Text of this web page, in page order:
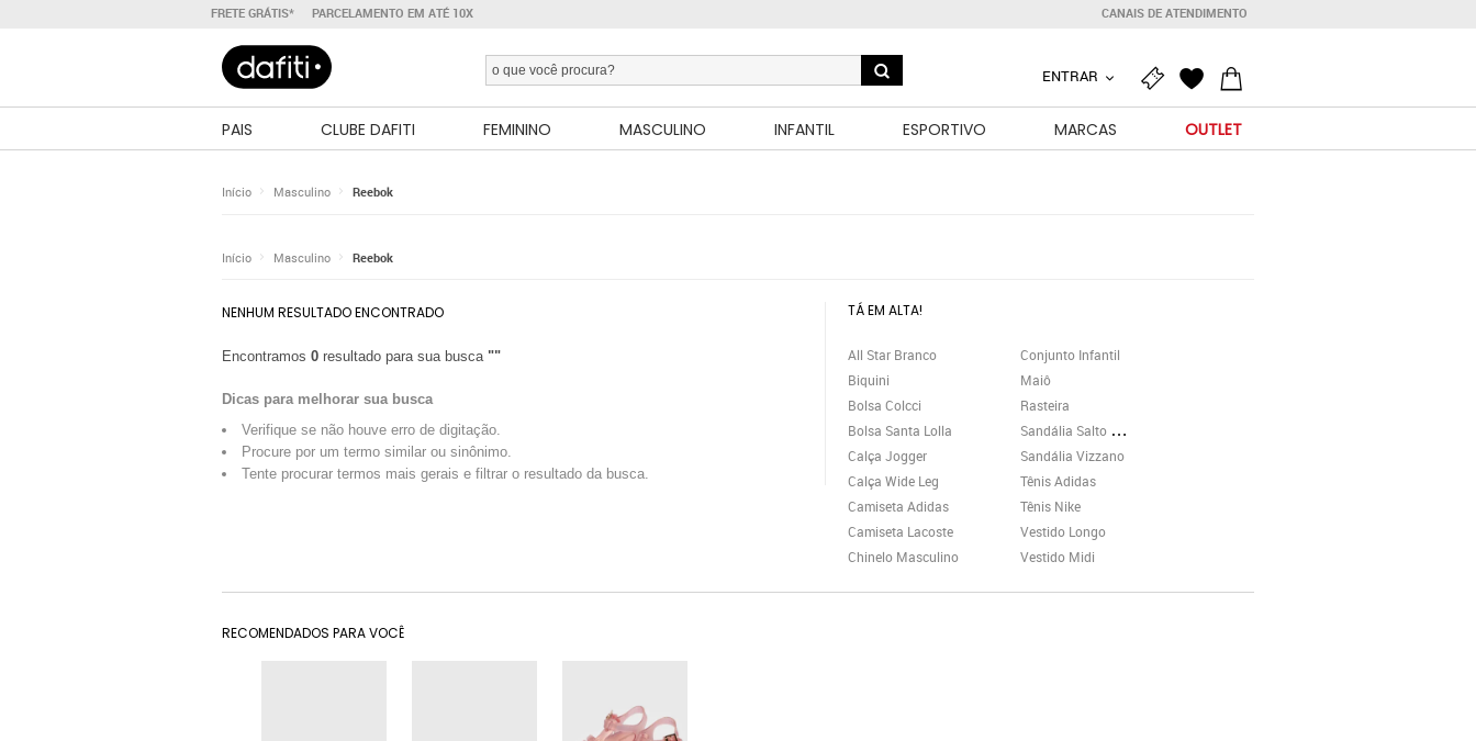
FRETE GRÁTIS* PARCELAMENTO EM ATÉ 10X CANAIS DE ATENDIMENTO
ENTRAR
PAIS CLUBE DAFITI FEMININO MASCULINO INFANTIL ESPORTIVO MARCAS OUTLET
Início Masculino Reebok
Início Masculino Reebok
NENHUM RESULTADO ENCONTRADO
Encontramos 0 resultado para sua busca ""
Dicas para melhorar sua busca
Verifique se não houve erro de digitação.
Procure por um termo similar ou sinônimo.
Tente procurar termos mais gerais e filtrar o resultado da busca.
TÁ EM ALTA!
All Star Branco
Biquini
Bolsa Colcci
Bolsa Santa Lolla
Calça Jogger
Calça Wide Leg
Camiseta Adidas
Camiseta Lacoste
Chinelo Masculino
Conjunto Infantil
Maiô
Rasteira
Sandália Salto Grosso
Sandália Vizzano
Tênis Adidas
Tênis Nike
Vestido Longo
Vestido Midi
RECOMENDADOS PARA VOCÊ